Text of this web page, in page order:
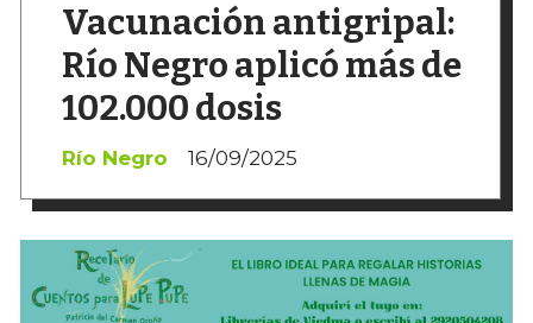
Vacunación antigripal:
Río Negro aplicó más de
102.000 dosis
Río Negro 16/09/2025